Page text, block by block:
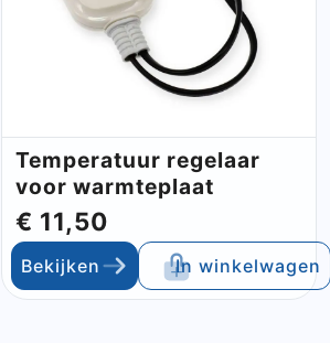
Temperatuur regelaar
voor warmteplaat
€ 11,50
Bekijken In winkelwagen